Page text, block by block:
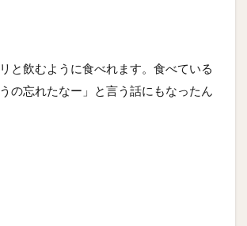
と飲むように食べれます。食べている
の忘れたなー」と言う話にもなったん